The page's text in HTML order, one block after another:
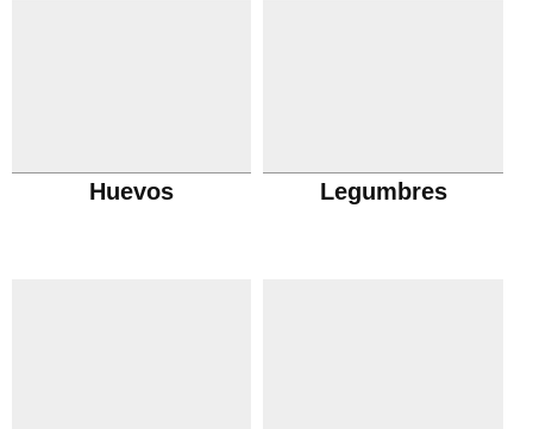
Huevos Legumbres